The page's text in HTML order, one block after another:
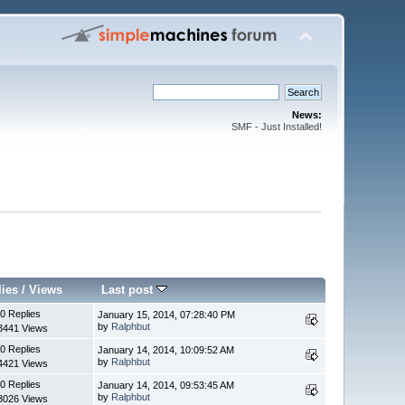
News:
SMF - Just Installed!
/Views Last post
0 Replies
Views
January 15, 2014, 07:28:40 PM
by Ralphbut
0 Replies
Views
January 14, 2014, 10:09:52 AM
by Ralphbut
0 Replies
Views
January 14, 2014, 09:53:45 AM
by Ralphbut